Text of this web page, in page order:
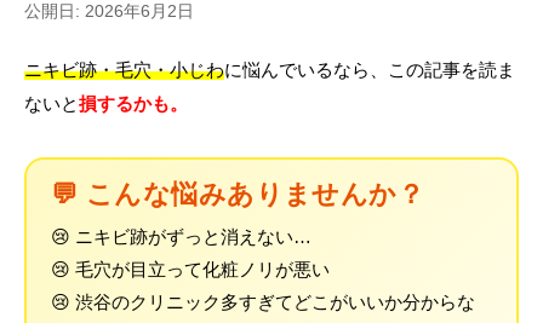
公開日: 2026年6月2日
ニキビ跡・毛穴・小じわに悩んでいるなら、この記事を読ま
ないと損するかも。
💬 こんな悩みありませんか？
😢 ニキビ跡がずっと消えない…
😢 毛穴が目立って化粧ノリが悪い
😢 渋谷のクリニック多すぎてどこがいいか分からな